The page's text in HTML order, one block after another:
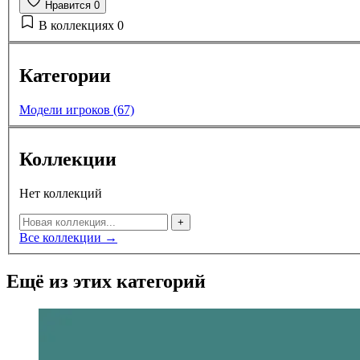
Нравится 0
В коллекциях 0
Категории
Модели игроков (67)
Коллекции
Нет коллекций
+
Все коллекции →
Ещё из этих категорий